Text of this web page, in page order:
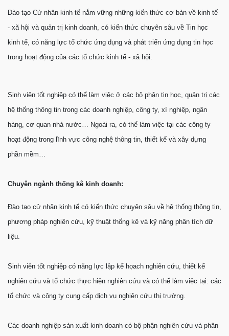
Đào tạo Cử nhân kinh tế nắm vững những kiến thức cơ bản về kinh tế
- xã hội và quản trị kinh doanh, có kiến thức chuyên sâu về Tin học
kinh tế, có năng lực tổ chức ứng dụng và phát triển ứng dụng tin học
trong hoạt động của các tổ chức kinh tế - xã hội.
Sinh viên tốt nghiệp có thể làm việc ở các bộ phận tin học, quản trị các
hệ thống thông tin trong các doanh nghiệp, công ty, xí nghiệp, ngân
hàng, cơ quan nhà nước… Ngoài ra, có thể làm việc tại các công ty
hoạt động trong lĩnh vực công nghệ thông tin, thiết kế và xây dựng
phần mềm…
Chuyên ngành thống kê kinh doanh:
Đào tạo cử nhân kinh tế có kiến thức chuyên sâu về hệ thống thông tin,
phương pháp nghiên cứu, kỹ thuật thống kê và kỹ năng phân tích dữ
liệu.
Sinh viên tốt nghiệp có năng lực lập kế họach nghiên cứu, thiết kế
nghiên cứu và tổ chức thực hiện nghiên cứu và có thể làm việc tại: các
tổ chức và công ty cung cấp dịch vụ nghiên cứu thị trường.
Các doanh nghiệp sản xuất kinh doanh có bộ phận nghiên cứu và phân